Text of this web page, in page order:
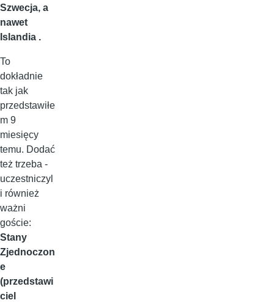
Szwecja, a
nawet
Islandia .
To
dokładnie
tak jak
przedstawiłe
m 9
miesięcy
temu. Dodać
też trzeba -
uczestniczyl
i również
ważni
goście:
Stany
Zjednoczon
e
(przedstawi
ciel